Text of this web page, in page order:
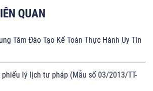
QUAN
Tâm Đào Tạo Kế Toán Thực Hành Uy Tín
phiếu lý lịch tư pháp (Mẫu số 03/2013/TT-